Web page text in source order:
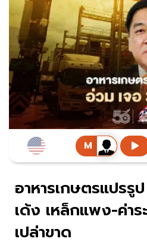
อาหารเกษตรแปรรู
เด้ง เหล็กแพง-ค่า
เปล่าขาด